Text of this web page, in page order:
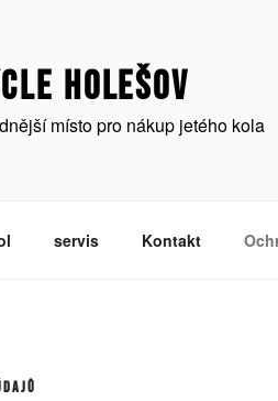
HOLEŠOV
místo pro nákup jetého kola
servis Kontakt